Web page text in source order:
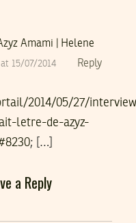
Amami | Helene
15/07/2014 Reply
2014/05/27/
letre-de-azyz-
; […]
a Reply